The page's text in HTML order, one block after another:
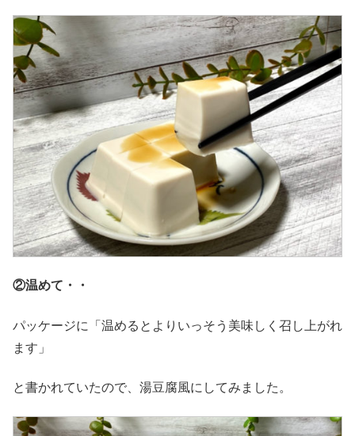
②温めて・・
パッケージに「温めるとよりいっそう美味しく召し上がれ
ます」
と書かれていたので、湯豆腐風にしてみました。